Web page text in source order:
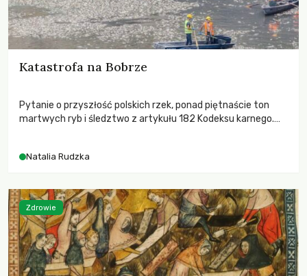
Katastrofa na Bobrze
Pytanie o przyszłość polskich rzek, ponad piętnaście ton
martwych ryb i śledztwo z artykułu 182 Kodeksu karnego.
zdarzeń prowadzących do biologicznej śmierci rzeki.
Natalia Rudzka
Zdrowie